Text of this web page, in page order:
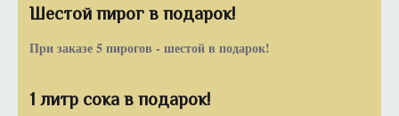
Шестой пирог в подарок!
При заказе 5 пирогов - шестой в подарок!
1 литр сока в подарок!